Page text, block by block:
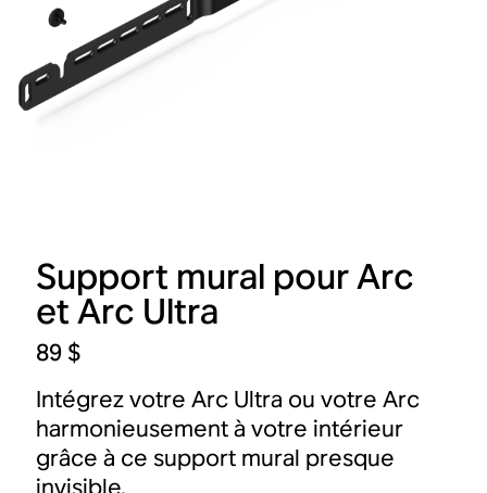
Support mural pour Arc
et Arc Ultra
89 $
Intégrez votre Arc Ultra ou votre Arc
harmonieusement à votre intérieur
grâce à ce support mural presque
invisible.